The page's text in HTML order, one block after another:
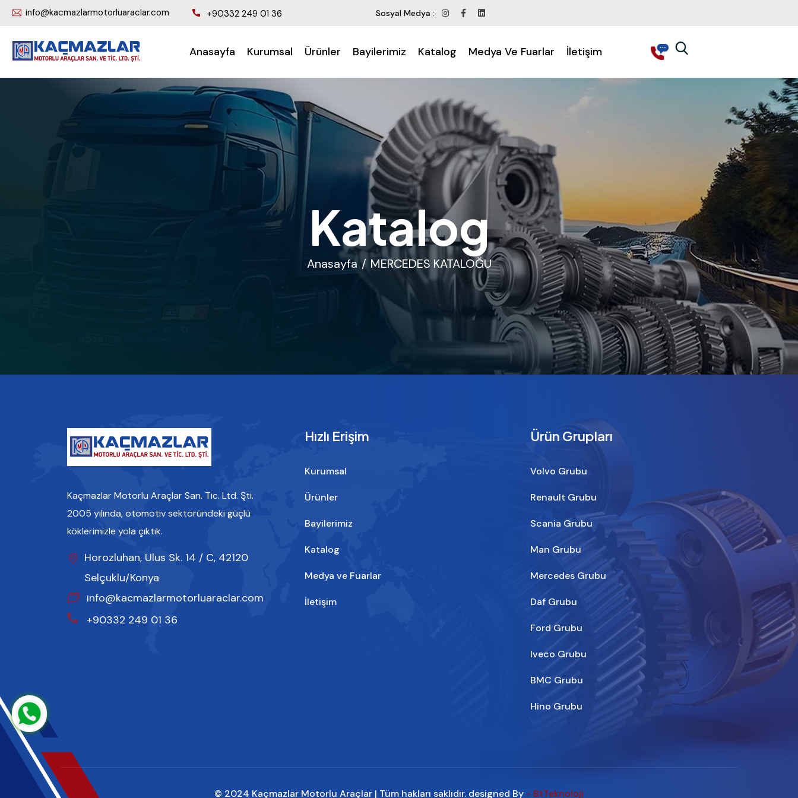
info@kacmazlarmotorluaraclar.com +90332 249 01 36 Sosyal Medya :
Anasayfa Kurumsal Ürünler Bayilerimiz Katalog Medya Ve Fuarlar İletişim
Katalog
Anasayfa MERCEDES KATALOĞU
Kaçmazlar Motorlu Araçlar San. Tic. Ltd. Şti.
2005 yılında, otomotiv sektöründeki güçlü
köklerimizle yola çıktık.
Horozluhan, Ulus Sk. 14 / C, 42120
Selçuklu/Konya
info@kacmazlarmotorluaraclar.com
+90332 249 01 36
Hızlı Erişim
Kurumsal
Ürünler
Bayilerimiz
Katalog
Medya ve Fuarlar
İletişim
Ürün Grupları
Volvo Grubu
Renault Grubu
Scania Grubu
Man Grubu
Mercedes Grubu
Daf Grubu
Ford Grubu
Iveco Grubu
BMC Grubu
Hino Grubu
© 2024 Kaçmazlar Motorlu Araçlar | Tüm hakları saklıdır. designed By - BtTeknoloji